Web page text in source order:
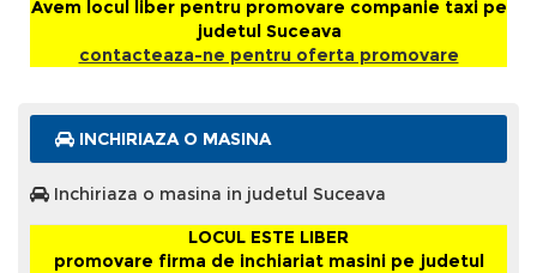
Avem locul liber pentru promovare companie taxi pe
judetul Suceava
contacteaza-ne pentru oferta promovare
INCHIRIAZA O MASINA
Inchiriaza o masina in judetul Suceava
LOCUL ESTE LIBER
promovare firma de inchiariat masini pe judetul